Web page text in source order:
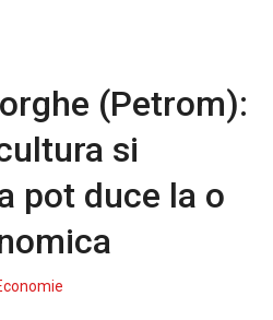
(Petrom):
si
pot duce la o